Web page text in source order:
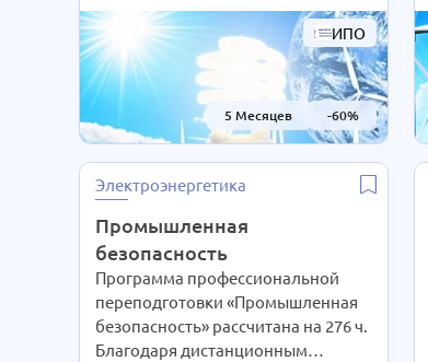
ИПО
5 Месяцев -60%
согласно своим предпочтениям.
При Вашем желании длительность
курса может быть экстерном
СОКРАЩЕНА В 2 РАЗА!
Подробности уточняйте по
телефону на сайте или отправьте
нам заявку для консультации.
Электроэнергетика
Промышленная
безопасность
Программа профессиональной
переподготовки «Промышленная
безопасность» рассчитана на 276 ч.
Благодаря дистанционным